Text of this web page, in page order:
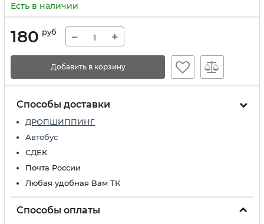
Есть в наличии
180 руб − +
Добавить в корзину
Способы доставки
ДРОПШИППИНГ
Автобус
СДЕК
Почта России
Любая удобная Вам ТК
Способы оплаты